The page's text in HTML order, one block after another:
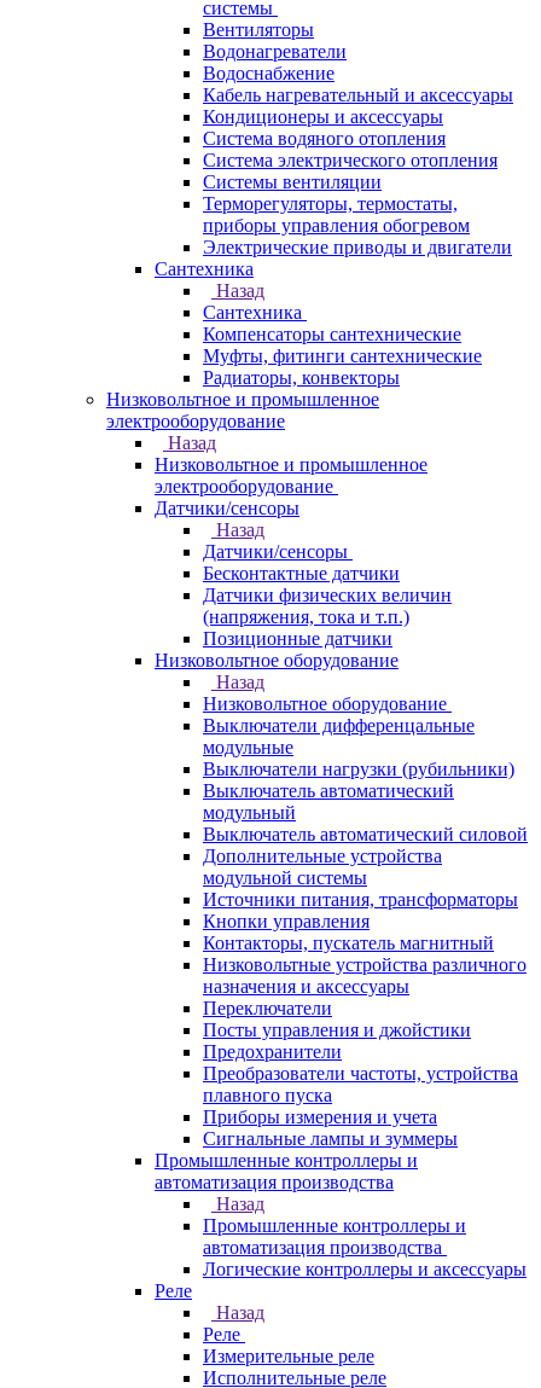
системы
Вентиляторы
Водонагреватели
Водоснабжение
Кабель нагревательный и аксессуары
Кондиционеры и аксессуары
Система водяного отопления
Система электрического отопления
Системы вентиляции
Терморегуляторы, термостаты,
приборы управления обогревом
Электрические приводы и двигатели
Сантехника
Назад
Сантехника
Компенсаторы сантехнические
Муфты, фитинги сантехнические
Радиаторы, конвекторы
Низковольтное и промышленное
электрооборудование
Назад
Низковольтное и промышленное
электрооборудование
Датчики/сенсоры
Назад
Датчики/сенсоры
Бесконтактные датчики
Датчики физических величин
(напряжения, тока и т.п.)
Позиционные датчики
Низковольтное оборудование
Назад
Низковольтное оборудование
Выключатели дифференцальные
модульные
Выключатели нагрузки (рубильники)
Выключатель автоматический
модульный
Выключатель автоматический силовой
Дополнительные устройства
модульной системы
Источники питания, трансформаторы
Кнопки управления
Контакторы, пускатель магнитный
Низковольтные устройства различного
назначения и аксессуары
Переключатели
Посты управления и джойстики
Предохранители
Преобразователи частоты, устройства
плавного пуска
Приборы измерения и учета
Сигнальные лампы и зуммеры
Промышленные контроллеры и
автоматизация производства
Назад
Промышленные контроллеры и
автоматизация производства
Логические контроллеры и аксессуары
Реле
Назад
Реле
Измерительные реле
Исполнительные реле